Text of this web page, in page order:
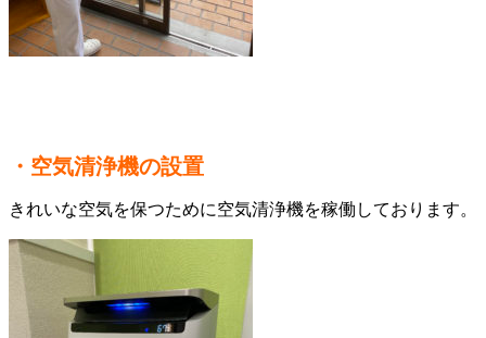
・空気清浄機の設置
きれいな空気を保つために空気清浄機を稼働しております。